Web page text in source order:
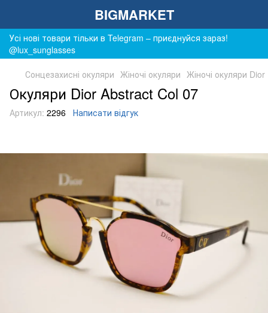
BIGMARKET
Усі нові товари тільки в Telegram – приєднуйся зараз!
@lux_sunglasses
Сонцезахисні окуляри Жіночі окуляри Жіночі окуляри Dior
Окуляри Dior Abstract Col 07
Артикул: 2296 Написати відгук